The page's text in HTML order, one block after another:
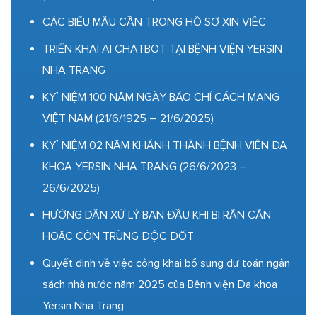
CÁC BIỂU MẪU CẦN TRONG HỒ SƠ XIN VIỆC
TRIỂN KHAI AI CHATBOT TẠI BỆNH VIỆN YERSIN
NHA TRANG
KỶ NIỆM 100 NĂM NGÀY BÁO CHÍ CÁCH MẠNG
VIỆT NAM (21/6/1925 – 21/6/2025)
KỶ NIỆM 02 NĂM KHÁNH THÀNH BỆNH VIỆN ĐA
KHOA YERSIN NHA TRANG (26/6/2023 –
26/6/2025)
HƯỚNG DẪN XỬ LÝ BAN ĐẦU KHI BỊ RẮN CẮN
HOẶC CÔN TRÙNG ĐỘC ĐỐT
Quyết định về việc công khai bổ sung dự toán ngân
sách nhà nước năm 2025 của Bệnh viện Đa khoa
Yersin Nha Trang